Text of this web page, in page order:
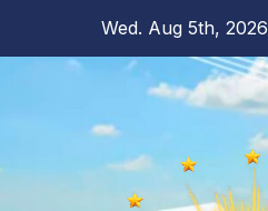
Wed. Aug 5th, 2026